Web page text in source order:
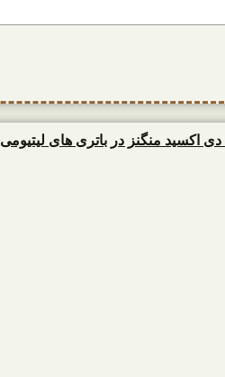
دی اکسید منگنز در باتری های لیتیومی